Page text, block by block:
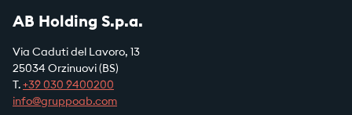
AB Holding S.p.a.
Via Caduti del Lavoro, 13
25034 Orzinuovi (BS)
T. +39 030 9400200
info@gruppoab.com